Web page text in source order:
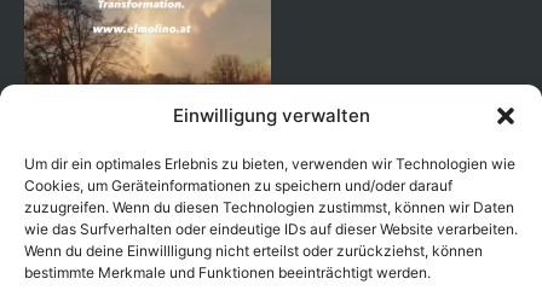
Einwilligung verwalten
Um dir ein optimales Erlebnis zu bieten, verwenden wir Technologien wie
Cookies, um Geräteinformationen zu speichern und/oder darauf
zuzugreifen. Wenn du diesen Technologien zustimmst, können wir Daten
wie das Surfverhalten oder eindeutige IDs auf dieser Website verarbeiten.
Wenn du deine Einwillligung nicht erteilst oder zurückziehst, können
bestimmte Merkmale und Funktionen beeinträchtigt werden.
Seguir en Instagram